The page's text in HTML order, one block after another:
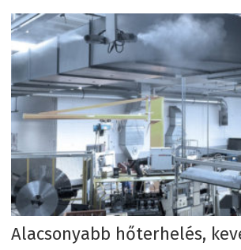
Alacsonyabb hőterhelés,